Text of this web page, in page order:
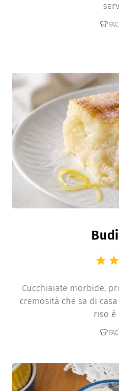
Cucchiaiate morbide,
cremosità che sa di
riso è